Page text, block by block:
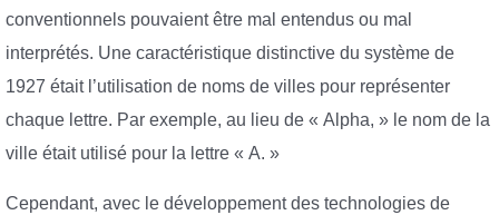
conventionnels pouvaient être mal entendus ou mal
interprétés. Une caractéristique distinctive du système de
1927 était l’utilisation de noms de villes pour représenter
chaque lettre. Par exemple, au lieu de « Alpha, » le nom de la
ville était utilisé pour la lettre « A. »
Cependant, avec le développement des technologies de